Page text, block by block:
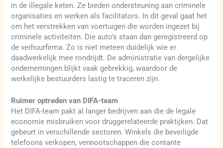
in de illegale keten. Ze bieden ondersteuning aan criminele
organisaties en werken als facilitators. In dit geval gaat het
om het verstrekken van voertuigen die worden ingezet bij
criminele activiteiten. Die auto’s staan dan geregistreerd op
de verhuurfirma. Zo is niet meteen duidelijk wie er
daadwerkelijk mee rondrijdt. De administratie van dergelijke
ondernemingen blijkt vaak gebrekkig, waardoor de
werkelijke bestuurders lastig te traceren zijn.
Ruimer optreden van DIFA-team
Het DIFA-team pakt al langer bedrijven aan die de legale
economie misbruiken voor druggerelateerde praktijken. Dat
gebeurt in verschillende sectoren. Winkels die beveiligde
telefoons verkopen, vennootschappen die contante